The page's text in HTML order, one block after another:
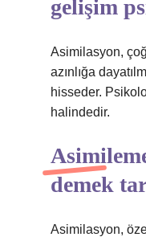
gelişim
Asimilasyon,
azınlığa
hisseder.
halindedir.
demek
Asimilasyon,